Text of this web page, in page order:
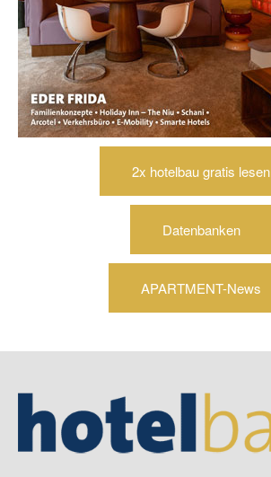
2x hotelbau gratis lesen
Datenbanken
APARTMENT-News